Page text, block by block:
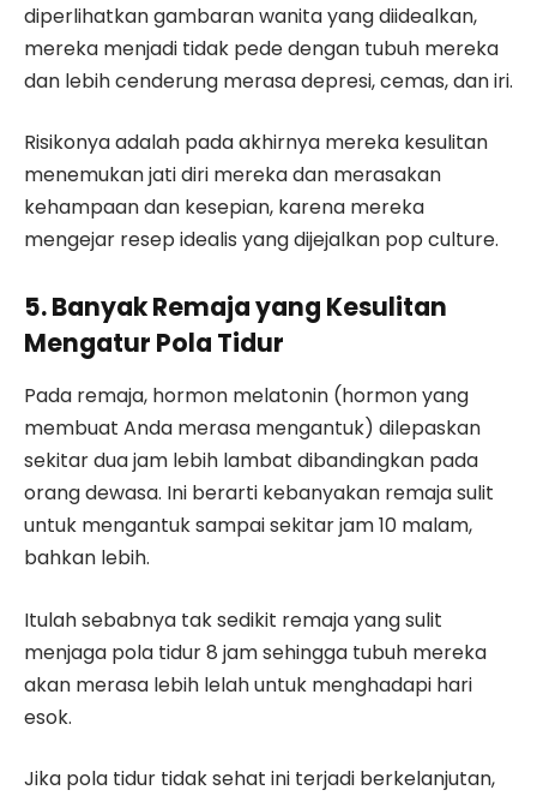
diperlihatkan gambaran wanita yang diidealkan,
mereka menjadi tidak pede dengan tubuh mereka
dan lebih cenderung merasa depresi, cemas, dan iri.
Risikonya adalah pada akhirnya mereka kesulitan
menemukan jati diri mereka dan merasakan
kehampaan dan kesepian, karena mereka
mengejar resep idealis yang dijejalkan pop culture.
5. Banyak Remaja yang Kesulitan
Mengatur Pola Tidur
Pada remaja, hormon melatonin (hormon yang
membuat Anda merasa mengantuk) dilepaskan
sekitar dua jam lebih lambat dibandingkan pada
orang dewasa. Ini berarti kebanyakan remaja sulit
untuk mengantuk sampai sekitar jam 10 malam,
bahkan lebih.
Itulah sebabnya tak sedikit remaja yang sulit
menjaga pola tidur 8 jam sehingga tubuh mereka
akan merasa lebih lelah untuk menghadapi hari
esok.
Jika pola tidur tidak sehat ini terjadi berkelanjutan,